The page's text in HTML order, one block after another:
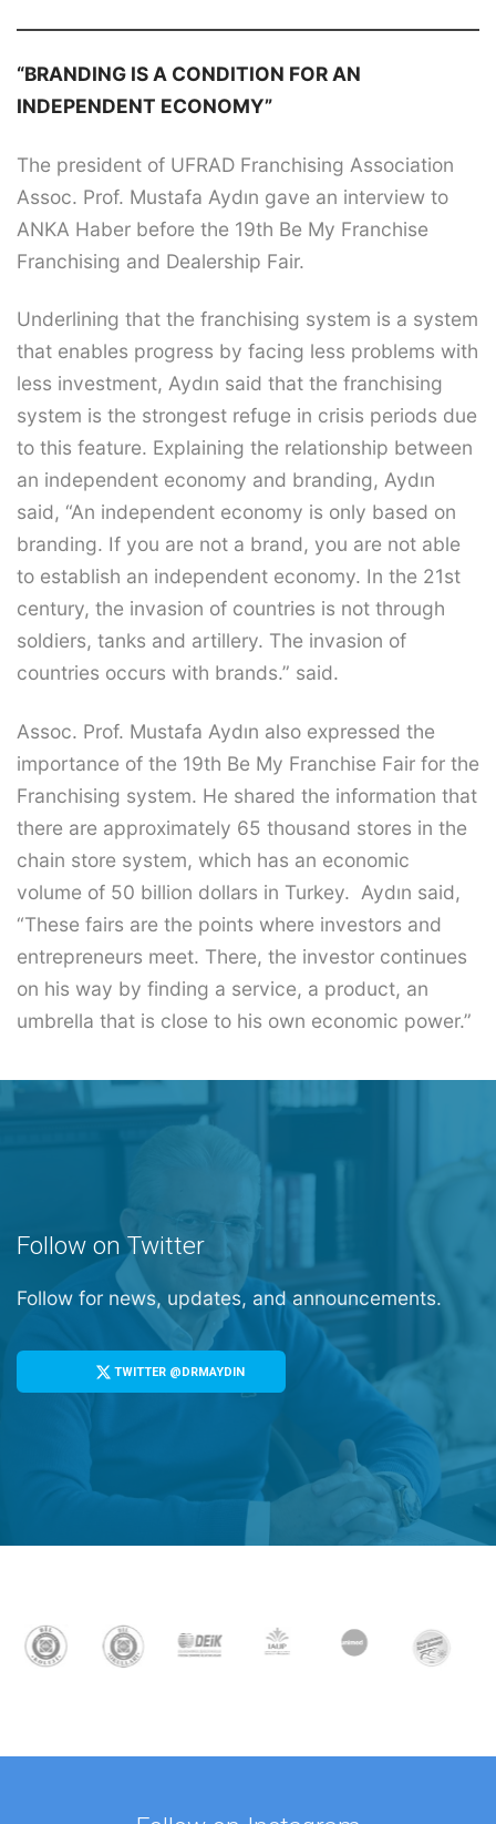
“BRANDING IS A CONDITION FOR AN
INDEPENDENT ECONOMY”
The president of UFRAD Franchising Association
Assoc. Prof. Mustafa Aydın gave an interview to
ANKA Haber before the 19th Be My Franchise
Franchising and Dealership Fair.
Underlining that the franchising system is a system
that enables progress by facing less problems with
less investment, Aydın said that the franchising
system is the strongest refuge in crisis periods due
to this feature. Explaining the relationship between
an independent economy and branding, Aydın
said, “An independent economy is only based on
branding. If you are not a brand, you are not able
to establish an independent economy. In the 21st
century, the invasion of countries is not through
soldiers, tanks and artillery. The invasion of
countries occurs with brands.” said.
Assoc. Prof. Mustafa Aydın also expressed the
importance of the 19th Be My Franchise Fair for the
Franchising system. He shared the information that
there are approximately 65 thousand stores in the
chain store system, which has an economic
volume of 50 billion dollars in Turkey. Aydın said,
“These fairs are the points where investors and
entrepreneurs meet. There, the investor continues
on his way by finding a service, a product, an
umbrella that is close to his own economic power.”
Follow on Twitter
Follow for news, updates, and announcements.
TWITTER @DRMAYDIN